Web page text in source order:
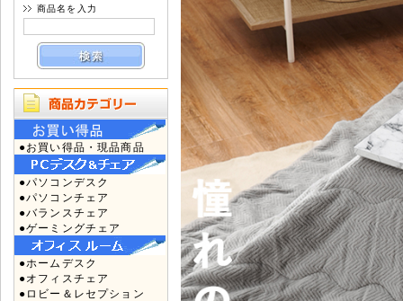
商品名を入力
●お買い得品・現品商品
●パソコンデスク
●パソコンチェア
●バランスチェア
●ゲーミングチェア
●ホームデスク
●オフィスチェア
●ロビー＆レセプション